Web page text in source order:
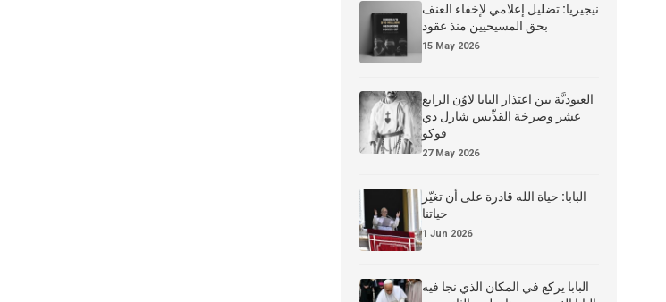
نيجيريا: تضليل إعلامي لإخفاء العنف
بحق المسيحيين منذ عقود
15 May 2026
العبوديَّة بين اعتذار البابا لاوُن الرابع
عشر وصرخة القدِّيس شارل دي
فوكو
27 May 2026
البابا: حياة الله قادرة على أن تغيّر
حياتنا
1 Jun 2026
البابا يركع في المكان الذي نجا فيه